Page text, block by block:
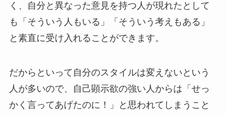
く、自分と異なった意見を持つ人が現れたとして
も「そういう人もいる」「そういう考えもある」
と素直に受け入れることができます。
だからといって自分のスタイルは変えないという
人が多いので、自己顕示欲の強い人からは「せっ
かく言ってあげたのに！」と思われてしまうこと